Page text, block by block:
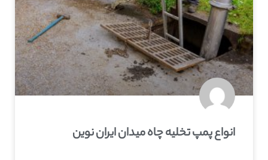
انواع پمپ تخلیه چاه میدان ایران نوین